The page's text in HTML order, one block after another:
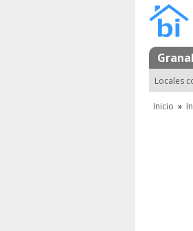
Locales
Inicio »